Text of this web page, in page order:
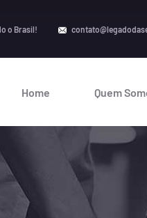
o Brasil!
Home Quem